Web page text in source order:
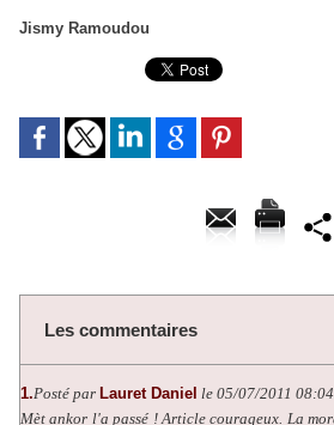
Jismy Ramoudou
Les commentaires
1.Posté par Lauret Daniel le 05/07/2011 08:04
Mèt ankor l'a passé ! Article courageux. La